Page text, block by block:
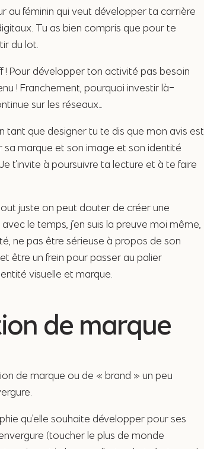
au féminin qui veut développer ta carrière
Tu as bien compris que pour te
du lot.
! Pour développer ton activité pas besoin
! Franchement, pourquoi investir là-
sur les réseaux…
tant que designer tu te dis que mon avis est
marque et son image et son identité
t’invite à poursuivre ta lecture et à te faire
juste on peut douter de créer une
le temps, j’en suis la preuve moi même,
ne pas être sérieuse à propos de son
être un frein pour passer au palier
visuelle et marque.
de marque
de marque ou de « brand » un peu
qu’elle souhaite développer pour ses
(toucher le plus de monde